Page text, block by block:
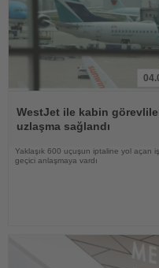
Oku
WestJet ile kabin
uzlaşma sağlandı
Yaklaşık 600 uçuşun iptaline yol açan
geçici anlaşmaya vardı